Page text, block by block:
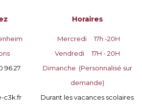
96 27
c3k.fr
Horaires
Mercredi 17h -20H
Vendredi17H - 20H
Dimanche (Personnalisé sur
demande)
Durant les vacances scolaires